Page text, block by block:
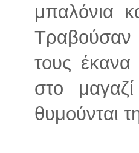
μπαλόνια
Τραβούσαν
τους
στο
θυμούνται